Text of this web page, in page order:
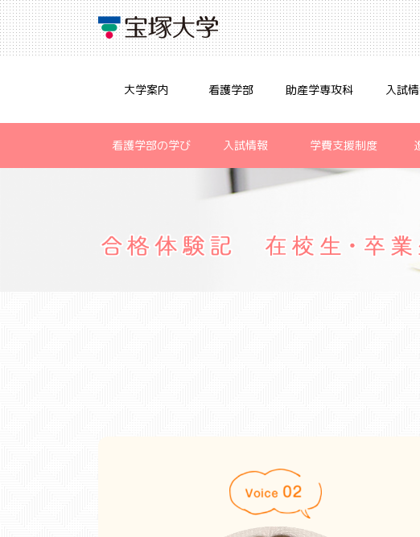
大学案内 看護学部 助産学専攻科 入試
看護学部の学び 入試情報 学費支援制度